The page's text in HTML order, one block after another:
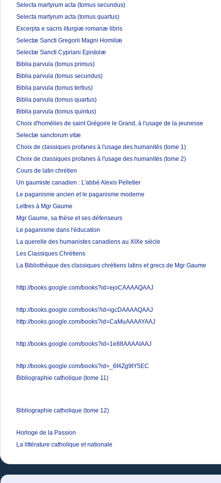
Selecta martyrum acta (tomus secundus)
Selecta martyrum acta (tomus quartus)
Excerpta e sacris liturgiæ romanæ libris
Selectæ Sancti Gregorii Magni Homiliæ
Selectæ Sancti Cypriani Epistolæ
Biblia parvula (tomus primus)
Biblia parvula (tomus secundus)
Biblia parvula (tomus tertius)
Biblia parvula (tomus quartus)
Biblia parvula (tomus quintus)
Choix d'homélies de saint Grégoire le Grand, à l'usage de la jeunesse
Selectæ sanctorum vitæ
Choix de classiques profanes à l'usage des humanités (tome 1)
Choix de classiques profanes à l'usage des humanités (tome 2)
Cours de latin chrétien
Un gaumiste canadien : L'abbé Alexis Pelletier
Le paganisme ancien et le paganisme moderne
Lettres à Mgr Gaume
Mgr Gaume, sa thèse et ses défenseurs
Le paganisme dans l'éducation
La querelle des humanistes canadiens au XIXe siècle
Les Classiques Chrétiens
La Bibliothèque des classiques chrétiens latins et grecs de Mgr Gaume
http://books.google.com/books?id=ejoCAAAAQAAJ
http://books.google.com/books?id=igcDAAAAQAAJ
http://books.google.com/books?id=CaMuAAAAYAAJ
http://books.google.com/books?id=1e88AAAAIAAJ
http://books.google.com/books?id=_6f4Zg9tY5EC
Bibliographie catholique (tome 11)
Bibliographie catholique (tome 12)
Horloge de la Passion
La littérature catholique et nationale